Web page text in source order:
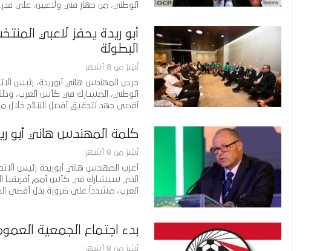
الوطني، من جهاز فني ولاعبين، على
أبو ريدة يحفز لاعبي
البطولة
نُشِرَ من 8 أشهر
حرص المهندس هاني أبوريدة، رئيس
الوطني، المشارك في كأس العرب،
أقصى جهد لتحقيق أفضل النتائج خلال
كلمة المهندس هاني أبو
نُشِرَ من 8 أشهر
أعرب المهندس هاني أبوريدة رئيس
الذي سيشارك في كأس أمم أفريقيا
العرب، مشدداً على ضرورة بذل أقصى
بدء اجتماع الجمعية
نُشِرَ من 8 أشهر